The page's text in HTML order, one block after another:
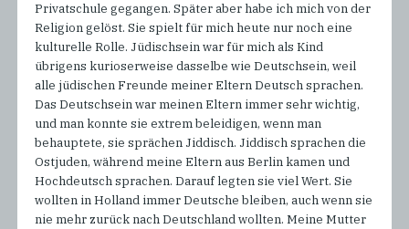
Privatschule gegangen. Später aber habe ich mich von der
Religion gelöst. Sie spielt für mich heute nur noch eine
kulturelle Rolle. Jüdischsein war für mich als Kind
übrigens kurioserweise dasselbe wie Deutschsein, weil
alle jüdischen Freunde meiner Eltern Deutsch sprachen.
Das Deutschsein war meinen Eltern immer sehr wichtig,
und man konnte sie extrem beleidigen, wenn man
behauptete, sie sprächen Jiddisch. Jiddisch sprachen die
Ostjuden, während meine Eltern aus Berlin kamen und
Hochdeutsch sprachen. Darauf legten sie viel Wert. Sie
wollten in Holland immer Deutsche bleiben, auch wenn sie
nie mehr zurück nach Deutschland wollten. Meine Mutter